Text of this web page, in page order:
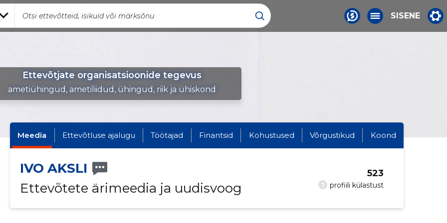
SISENE
Ettevõtjate organisatsioonide tegevus
ametiühingud, ametiliidud, ühingud, riik ja ühiskond
Meedia Ettevõtluse ajalugu Töötajad Finantsid Kohustused Võrgustikud Koond
IVO AKSLI
Ettevõtete ärimeedia ja uudisvoog
? profiili külastust
523